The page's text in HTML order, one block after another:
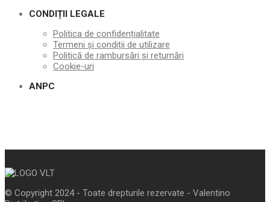
CONDIȚII LEGALE
Politica de confidențialitate
Termeni și condiții de utilizare
Politică de rambursări și returnări
Cookie-uri
ANPC
© Copyright 2024 - Toate drepturile rezervate - Valentino